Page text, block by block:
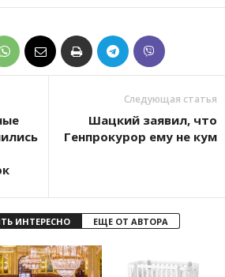
Следующая статья
Шацкий заявил, что
Генпрокурор ему не кум
ИНТЕРЕСНО ЕЩЕ ОТ АВТОРА